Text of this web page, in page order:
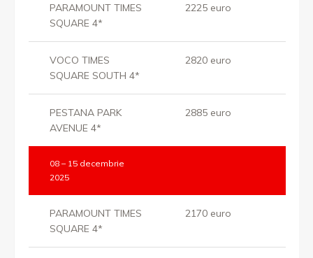
PARAMOUNT TIMES
SQUARE 4*
2225 euro
VOCO TIMES
SQUARE SOUTH 4*
2820 euro
PESTANA PARK
AVENUE 4*
2885 euro
08 – 15 decembrie
2025
PARAMOUNT TIMES
SQUARE 4*
2170 euro